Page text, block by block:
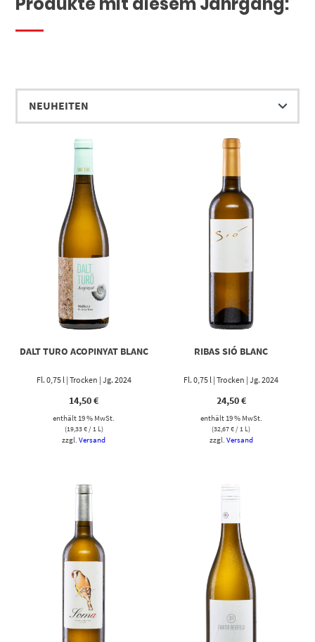
DALT TURO ACOPINYAT BLANC
Fl. 0,75 l | Trocken | Jg. 2024
14,50€
enthält 19 % MwSt.
(19,33€/ 1 L)
zzgl.Versand
RIBAS SIÓ BLANC
Fl. 0,75 l | Trocken | Jg. 2024
24,50€
enthält 19 % MwSt.
(32,67€/ 1 L)
zzgl. Versand